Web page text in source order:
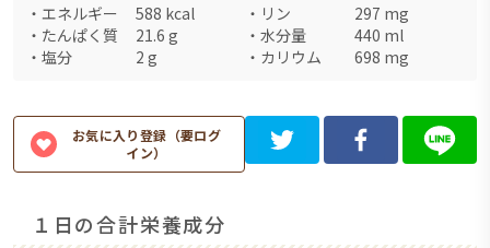
・ エネルギー 588 kcal ・ リン 297 mg
・ たんぱく質 21.6 g ・ 水分量 440 ml
・ 塩分 2 g ・ カリウム 698 mg
お気に入り登録（要ログ
イン）
１日の合計栄養成分